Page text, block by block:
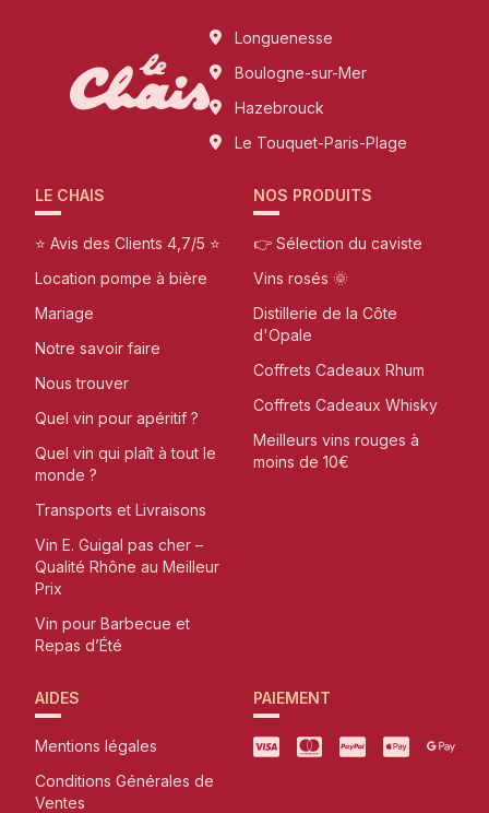
Longuenesse
Boulogne-sur-Mer
Hazebrouck
Le Touquet-Paris-Plage
LE CHAIS
⭐ Avis des Clients 4,7/5 ⭐
Location pompe à bière
Mariage
Notre savoir faire
Nous trouver
Quel vin pour apéritif ?
Quel vin qui plaît à tout le
monde ?
Transports et Livraisons
Vin E. Guigal pas cher –
Qualité Rhône au Meilleur
Prix
Vin pour Barbecue et
Repas d’Été
NOS PRODUITS
👉 Sélection du caviste
Vins rosés 🌞
Distillerie de la Côte
d'Opale
Coffrets Cadeaux Rhum
Coffrets Cadeaux Whisky
Meilleurs vins rouges à
moins de 10€
AIDES
Mentions légales
Conditions Générales de
Ventes
PAIEMENT